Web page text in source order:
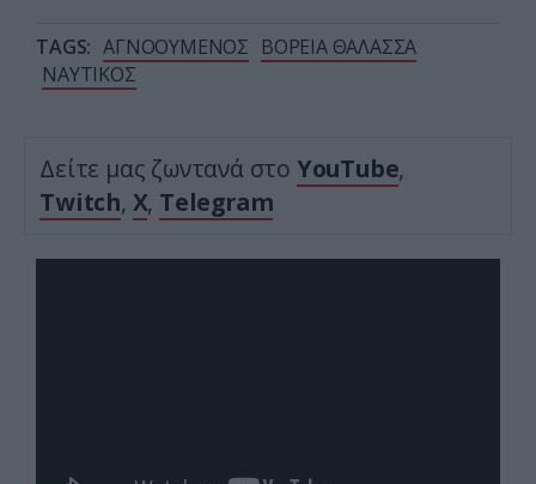
TAGS: ΑΓΝΟΟΥΜΕΝΟΣ ΒΟΡΕΙΑ ΘΑΛΑΣΣΑ
ΝΑΥΤΙΚΟΣ
Δείτε μας ζωντανά στο YouTube,
Twitch, X, Telegram